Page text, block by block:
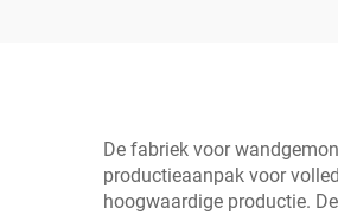
De fabriek voor
productieaanpak voor
hoogwaardige productie.